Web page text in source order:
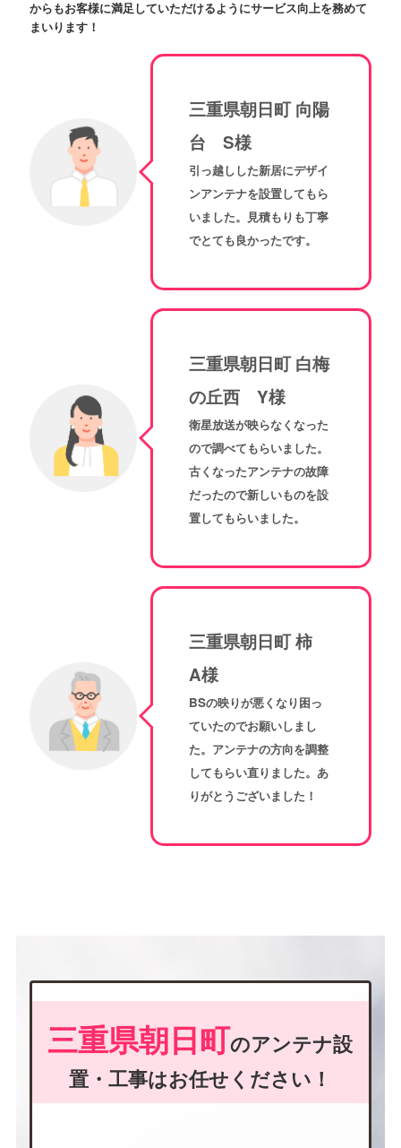
からもお客様に満足していただけるようにサービス向上を務めて
まいります！
三重県朝日町 向陽
台 S様
引っ越しした新居にデザイ
ンアンテナを設置してもら
いました。見積もりも丁寧
でとても良かったです。
三重県朝日町 白梅
の丘西 Y様
衛星放送が映らなくなった
ので調べてもらいました。
古くなったアンテナの故障
だったので新しいものを設
置してもらいました。
三重県朝日町 柿
A様
BSの映りが悪くなり困っ
ていたのでお願いしまし
た。アンテナの方向を調整
してもらい直りました。あ
りがとうございました！
三重県朝日町のアンテナ設
置・工事はお任せください！